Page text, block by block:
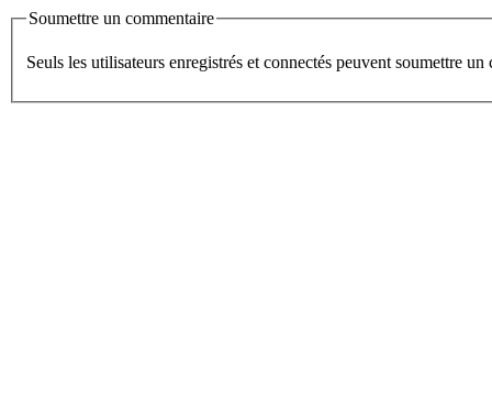
Soumettre un commentaire
Seuls les utilisateurs enregistrés et connectés peuvent soumettre un